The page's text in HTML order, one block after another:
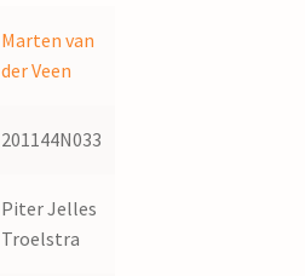
Marten van
der Veen
201144N033
Piter Jelles
Troelstra